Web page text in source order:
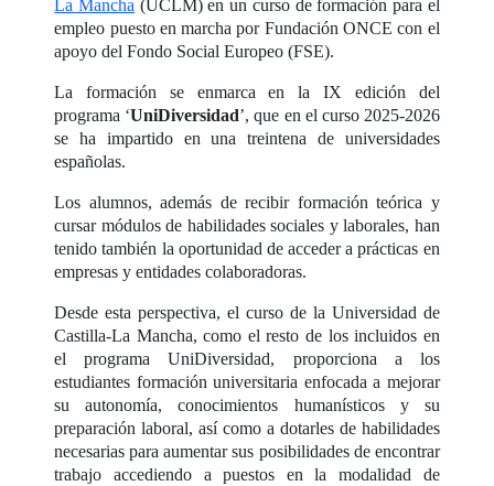
La Mancha (UCLM) en un curso de formación para el
empleo puesto en marcha por Fundación ONCE con el
apoyo del Fondo Social Europeo (FSE).
La formación se enmarca en la IX edición del
programa ‘UniDiversidad’, que en el curso 2025-2026
se ha impartido en una treintena de universidades
españolas.
Los alumnos, además de recibir formación teórica y
cursar módulos de habilidades sociales y laborales, han
tenido también la oportunidad de acceder a prácticas en
empresas y entidades colaboradoras.
Desde esta perspectiva, el curso de la Universidad de
Castilla-La Mancha, como el resto de los incluidos en
el programa UniDiversidad, proporciona a los
estudiantes formación universitaria enfocada a mejorar
su autonomía, conocimientos humanísticos y su
preparación laboral, así como a dotarles de habilidades
necesarias para aumentar sus posibilidades de encontrar
trabajo accediendo a puestos en la modalidad de